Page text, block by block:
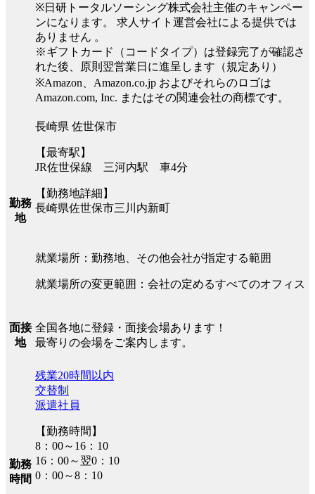
※日研トータルソーシング株式会社主催のキャンペー
ンになります。 求人サイト運営会社による提供では
ありません 。
※ギフトカード（コードタイプ）は登録完了が確認さ
れた後、原則翌営業日に進呈します（規定あり）
※Amazon、Amazon.co.jp およびそれらのロゴは
Amazon.com, Inc. またはその関連会社の商標です。
勤務
地
長崎県 佐世保市
【最寄駅】
JR佐世保線 三河内駅 車4分
【勤務地詳細】
長崎県佐世保市三川内新町
就業場所：勤務地、その他会社が指定する範囲
就業場所の変更範囲：会社の定めるすべてのオフィス
面接
地
全国各地に登録・面接会場あります！
最寄りの会場をご案内します。
勤務
時間
残業20時間以内
交替制
派遣社員
【勤務時間】
8：00～16：10
16：00～翌0：10
0：00～8：10